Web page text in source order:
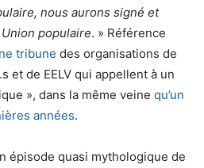
nous aurons signé et
populaire. » Référence
tribune des organisations de
et de EELV qui appellent à un
», dans la même veine qu’un
années.
épisode quasi mythologique de